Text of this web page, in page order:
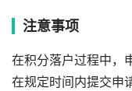
注意事项
在积分落户过程中，
在规定时间内提交申